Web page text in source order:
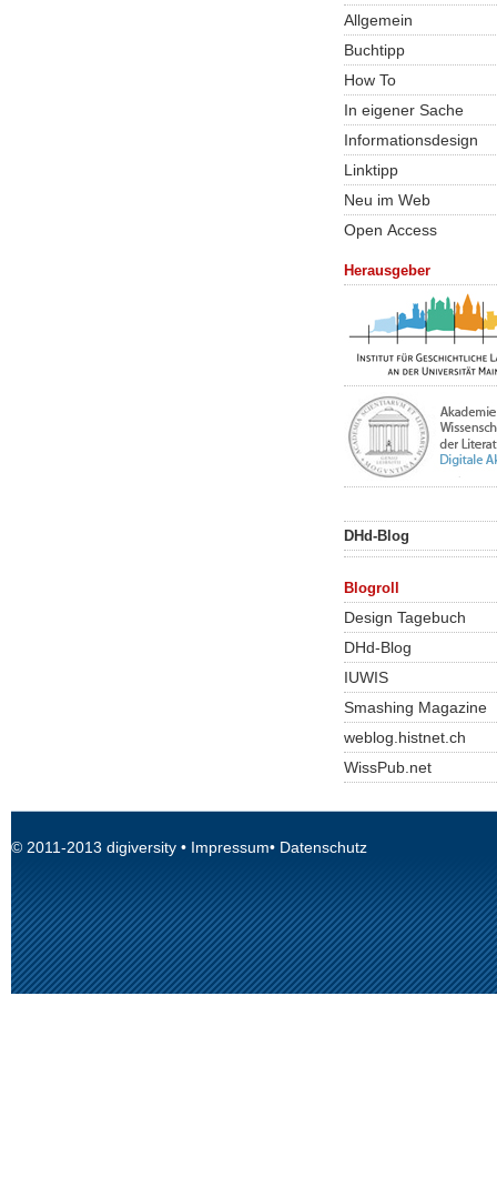
Allgemein
Buchtipp
How To
In eigener Sache
Informationsdesign
Linktipp
Neu im Web
Open Access
Herausgeber
DHd-Blog
Blogroll
Design Tagebuch
DHd-Blog
IUWIS
Smashing Magazine
weblog.histnet.ch
WissPub.net
© 2011-2013 digiversity • Impressum• Datenschutz